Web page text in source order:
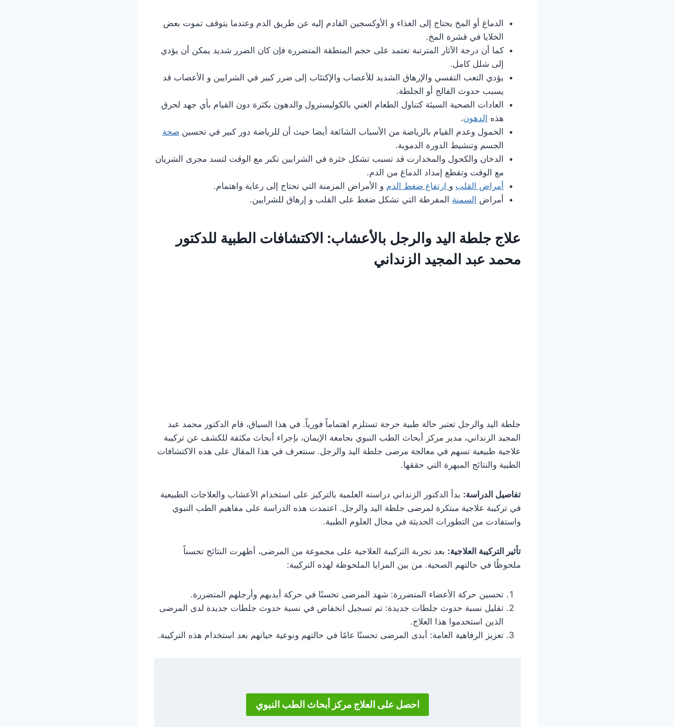
الدماغ أو المخ يحتاج إلى الغذاء و الأوكسجين القادم إليه عن طريق الدم وعندما يتوقف تموت بعض
الخلايا في قشرة المخ.
كما أن درجة الآثار المترتبة تعتمد على حجم المنطقة المتضررة فإن كان الضرر شديد يمكن أن يؤدي
إلى شلل كامل.
يؤدي التعب التفسي والإرهاق الشديد للأعصاب والإكتئاب إلى ضرر كبير في الشرايين و الأعصاب قد
يسبب حدوث الفالج أو الجلطة.
العادات الصحية السيئة كتناول الطعام الغني بالكوليسترول والدهون بكثرة دون القيام بأي جهد لحرق
هذه الدهون.
الخمول وعدم القيام بالرياضة من الأسباب الشائعة أيضا حيث أن للرياضة دور كبير في تحسين صحة
الجسم وتنشيط الدورة الدموية.
الدخان والكحول والمخدارت قد تسبب تشكل خثرة في الشرايين تكبر مع الوقت لتسد مجرى الشريان
مع الوقت وتقطع إمداد الدماغ من الدم.
أمراض القلب و ارتفاع ضغط الدم و الأمراض المزمنة التي تحتاج إلى رعاية واهتمام.
أمراض السمنة المفرطة التي تشكل ضغط على القلب و إرهاق للشرايين.
علاج جلطة اليد والرجل بالأعشاب: الاكتشافات الطبية للدكتور
محمد عبد المجيد الزنداني
جلطة اليد والرجل تعتبر حالة طبية حرجة تستلزم اهتماماً فورياً. في هذا السياق، قام الدكتور محمد عبد
المجيد الزنداني، مدير مركز أبحاث الطب النبوي بجامعة الإيمان، بإجراء أبحاث مكثفة للكشف عن تركيبة
علاجية طبيعية تسهم في معالجة مرضى جلطة اليد والرجل. سنتعرف في هذا المقال على هذه الاكتشافات
الطبية والنتائج المبهرة التي حققها.
تفاصيل الدراسة: بدأ الدكتور الزنداني دراسته العلمية بالتركيز على استخدام الأعشاب والعلاجات الطبيعية
في تركيبة علاجية مبتكرة لمرضى جلطة اليد والرجل. اعتمدت هذه الدراسة على مفاهيم الطب النبوي
واستفادت من التطورات الحديثة في مجال العلوم الطبية.
تأثير التركيبة العلاجية: بعد تجربة التركيبة العلاجية على مجموعة من المرضى، أظهرت النتائج تحسناً
ملحوظًا في حالتهم الصحية. من بين المزايا الملحوظة لهذه التركيبة:
تحسين حركة الأعضاء المتضررة: شهد المرضى تحسنًا في حركة أيديهم وأرجلهم المتضررة.
تقليل نسبة حدوث جلطات جديدة: تم تسجيل انخفاض في نسبة حدوث جلطات جديدة لدى المرضى
الذين استخدموا هذا العلاج.
تعزيز الرفاهية العامة: أبدى المرضى تحسنًا عامًا في حالتهم ونوعية حياتهم بعد استخدام هذه التركيبة.
احصل على العلاج مركز أبحاث الطب النبوي